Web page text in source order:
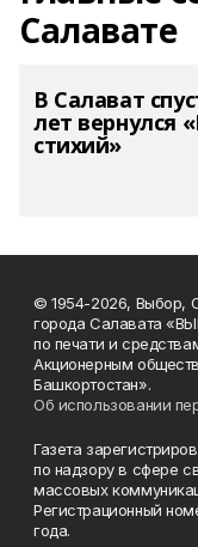
Салавате
В Салават
лет вернулся
стихий»
© 1954-2026, Выбор,
города Салавата
по печати и
Акционерным
Башкортостан».
Об использовании
Газета
по надзору в сфере
массовых
Регистрационный
года.